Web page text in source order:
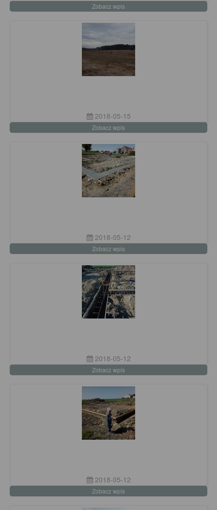
Zobacz wpis
2018-05-15
Zobacz wpis
2018-05-12
Zobacz wpis
2018-05-12
Zobacz wpis
2018-05-12
Zobacz wpis